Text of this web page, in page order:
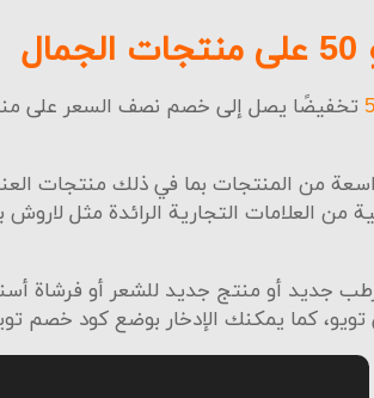
تخفيضًا يصل إلى خصم نصف السعر على
من المنتجات بما في ذلك منتجات
من العلامات التجارية الرائدة مثل
جديد أو منتج جديد للشعر أو فرشاة
كما يمكنك الإدخار بوضع كود خصم تويو